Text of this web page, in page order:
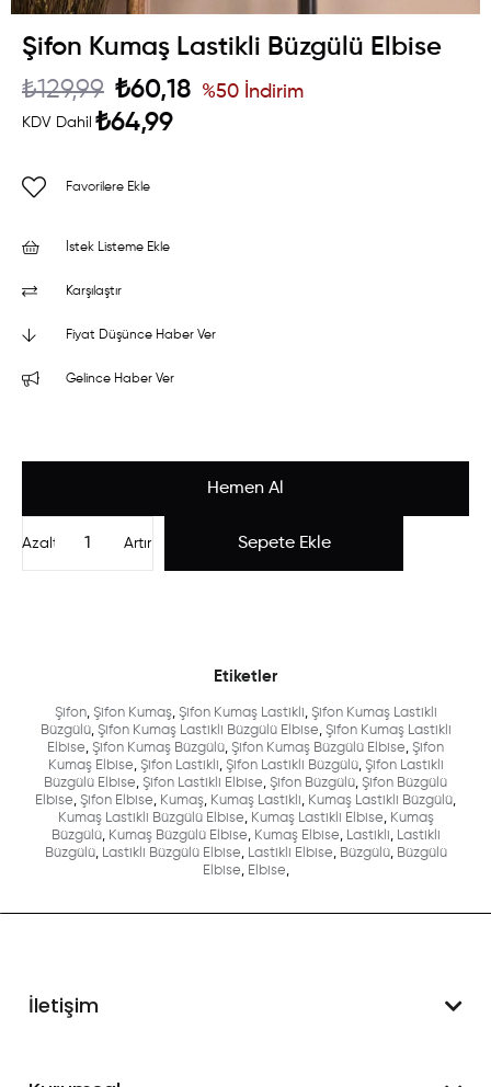
Şifon Kumaş Lastikli Büzgülü Elbise
₺129,99 ₺60,18
KDV Dahil ₺64,99
%50 İndirim
Favorilere Ekle
İstek Listeme Ekle
Karşılaştır
Fiyat Düşünce Haber Ver
Gelince Haber Ver
Artır
Azalt
Etiketler
Şifon, Şifon Kumaş, Şifon Kumaş Lastikli, Şifon Kumaş Lastikli
Büzgülü, Şifon Kumaş Lastikli Büzgülü Elbise, Şifon Kumaş Lastikli
Elbise, Şifon Kumaş Büzgülü, Şifon Kumaş Büzgülü Elbise, Şifon
Kumaş Elbise, Şifon Lastikli, Şifon Lastikli Büzgülü, Şifon Lastikli
Büzgülü Elbise, Şifon Lastikli Elbise, Şifon Büzgülü, Şifon Büzgülü
Elbise, Şifon Elbise, Kumaş, Kumaş Lastikli, Kumaş Lastikli Büzgülü,
Kumaş Lastikli Büzgülü Elbise, Kumaş Lastikli Elbise, Kumaş
Büzgülü, Kumaş Büzgülü Elbise, Kumaş Elbise, Lastikli, Lastikli
Büzgülü, Lastikli Büzgülü Elbise, Lastikli Elbise, Büzgülü, Büzgülü
Elbise, Elbise,
İletişim
WhatsApp Destek